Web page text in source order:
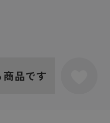
品です